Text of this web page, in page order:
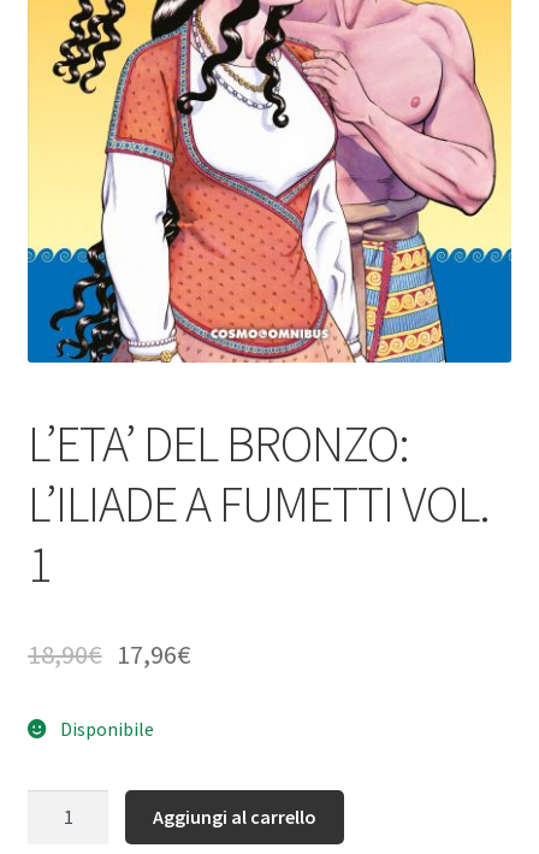
L’ETA’ DEL BRONZO:
L’ILIADE A FUMETTI VOL.
1
18,90€ 17,96€
Disponibile
Aggiungi al carrello